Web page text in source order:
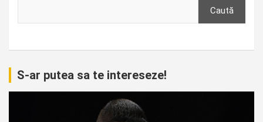
Caută
S-ar putea sa te intereseze!